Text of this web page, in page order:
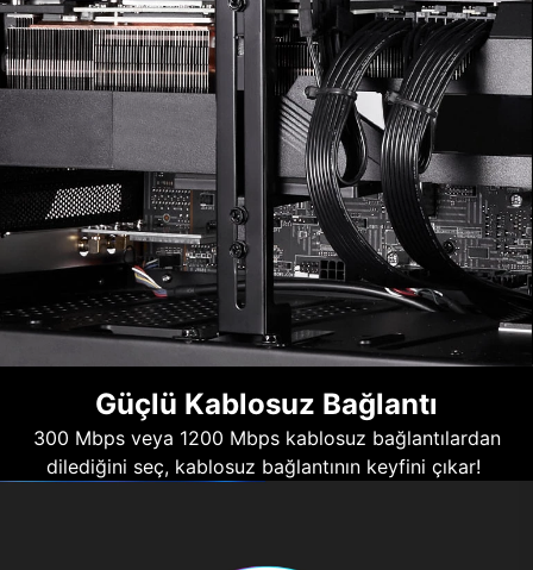
Güçlü Kablosuz Bağlantı
300 Mbps veya 1200 Mbps kablosuz bağlantılardan
dilediğini seç, kablosuz bağlantının keyfini çıkar!